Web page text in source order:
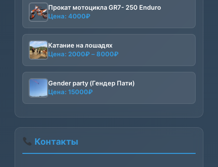
Прокат мотоцикла GR7- 250 Enduro
Цена: 4000₽
Катание на лошадях
Цена: 2000₽ –8000₽
2000₽
–
Gender party (Гендер Пати)
Цена: 15000₽
Контакты